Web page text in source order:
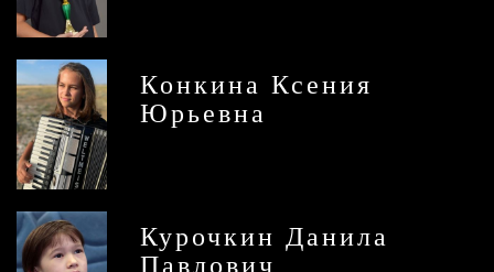
Конкина Ксения
Юрьевна
Курочкин Данила
Павлович